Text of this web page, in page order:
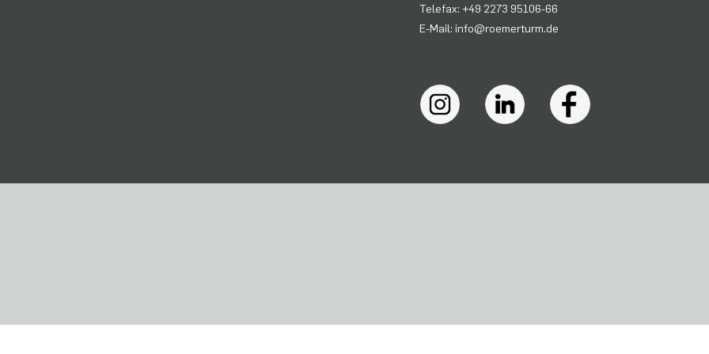
Telefax: +49 2273 95106-66
E-Mail: info@roemerturm.de